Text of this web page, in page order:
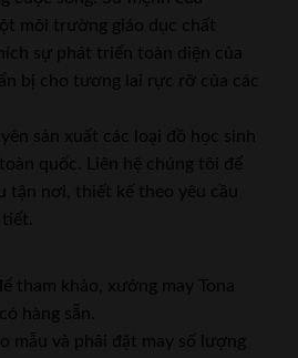
môi trường giáo dục chất
sự phát triển toàn diện của
bị cho tương lai rực rỡ của các
sản xuất các loại đồ học sinh
quốc. Liên hệ chúng tôi để
tận nơi, thiết kế theo yêu cầu
tham khảo, xưởng may Tona
hàng sẵn.
mẫu và phải đặt may số lượng